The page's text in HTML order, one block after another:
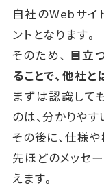
自社のWebサイ
ントとなります。
そのため、 目立
ることで、他社と
まずは認識して
のは、分かりや
その後に、仕様
先ほどのメッセ
えます。